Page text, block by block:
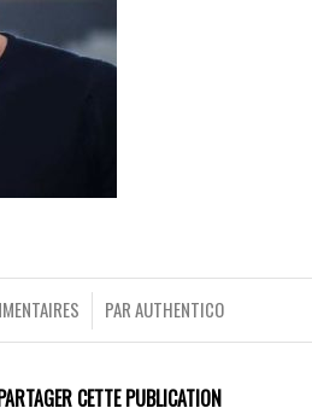
/ PARAUTHENTICO
CETTE PUBLICATION